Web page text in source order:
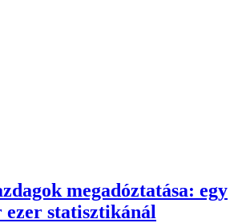
megadóztatása: egy
ezer statisztikánál